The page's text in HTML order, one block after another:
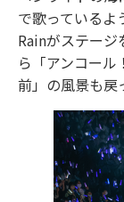
で歌っている
Rainがステー
ら「アンコール
前」の風景も戻